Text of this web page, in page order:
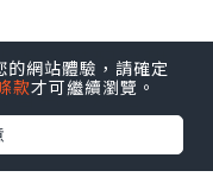
作，搭配酸甜
香氣巧妙結
網站體驗，請確定
款才可繼續瀏覽。